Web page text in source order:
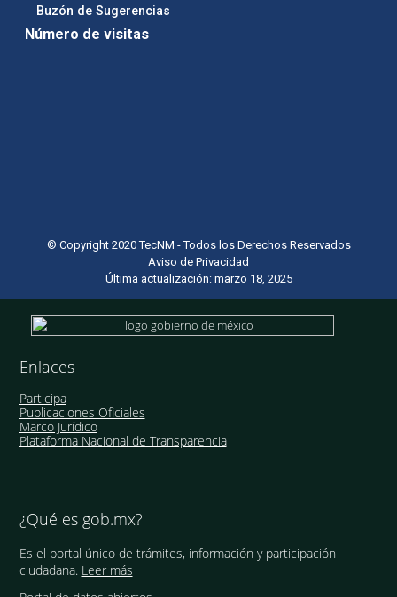
Buzón de Sugerencias
Número de visitas
© Copyright 2020 TecNM - Todos los Derechos Reservados
Aviso de Privacidad
Última actualización: marzo 18, 2025
Enlaces
Participa
Publicaciones Oficiales
Marco Jurídico
Plataforma Nacional de Transparencia
¿Qué es gob.mx?
Es el portal único de trámites, información y participación
ciudadana. Leer más